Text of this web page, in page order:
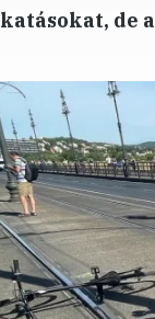
katásokat, de